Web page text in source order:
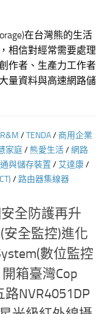
在台灣熊的生活
相信對經常需要處理
作者、生產力工作者
量資料與高速網路儲
R&M /TENDA/商用企業
家庭/ 熊愛生活/網路
與儲存裝置 / 艾達康/
/ 路由器集線器
全防護再升
安全監控)進化
數位監控
箱臺灣Cop
NVR4051DP